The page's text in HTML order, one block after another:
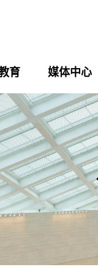
育 媒体中心